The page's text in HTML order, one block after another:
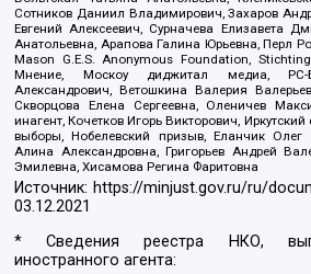
Сотников Даниил Владимирович, Захаров
Евгений Алексеевич, Сурначева Елизавета
Анатольевна, Арапова Галина Юрьевна, Перл
Mason G.E.S. Anonymous Foundation,
Мнение, Москоу диджитал медиа, РС-
Александрович, Ветошкина Валерия
Скворцова Елена Сергеевна, Оленичев
инагент, Кочетков Игорь Викторович,
выборы, Нобелевский призыв, Еланчик Олег
Алина Александровна, Григорьев Андрей
Эмилевна, Хисамова Регина Фаритовна
Источник: https://minjust.gov.ru/ru/
03.12.2021
* Сведения реестра НКО,
иностранного агента: